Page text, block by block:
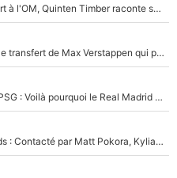
En plein cauchemar après son transfert à l'OM, Quinten Timber raconte ses doutes après sa signature à Marseille
F1 - Une légende de McLaren refuse le transfert de Max Verstappen qui pourrait «faire des vagues» et plomber l'ambiance dans l'équipe
Yan Diomandé était trop cher pour le PSG : Voilà pourquoi le Real Madrid a accepté de payer la somme record de 140M€ pour boucler son transfert !
De l'équipe de France à The Voice Kids : Contacté par Matt Pokora, Kylian Mbappé a accepté de jouer un rôle inédit sur TF1 !